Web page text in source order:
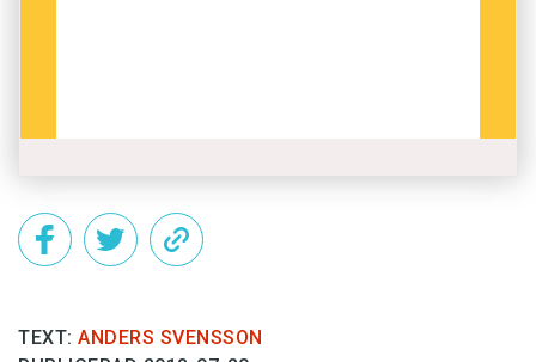
TEXT: ANDERS SVENSSON